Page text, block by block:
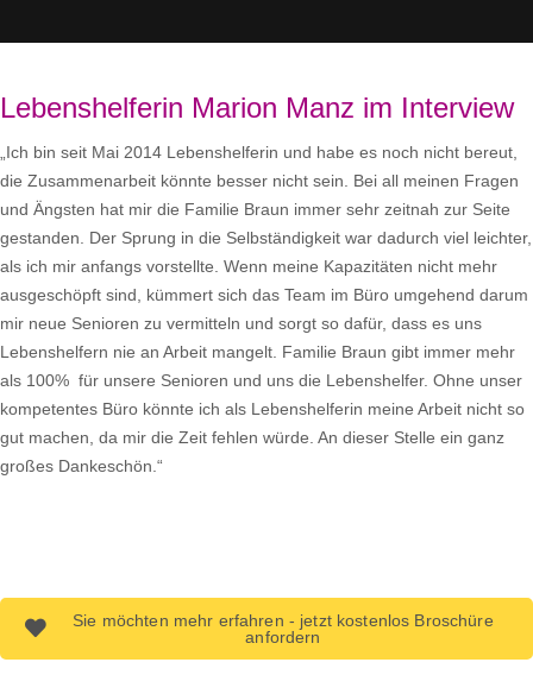
Lebenshelferin Marion Manz im Interview
„Ich bin seit Mai 2014 Lebenshelferin und habe es noch nicht bereut,
die Zusammenarbeit könnte besser nicht sein. Bei all meinen Fragen
und Ängsten hat mir die Familie Braun immer sehr zeitnah zur Seite
gestanden. Der Sprung in die Selbständigkeit war dadurch viel leichter,
als ich mir anfangs vorstellte. Wenn meine Kapazitäten nicht mehr
ausgeschöpft sind, kümmert sich das Team im Büro umgehend darum
mir neue Senioren zu vermitteln und sorgt so dafür, dass es uns
Lebenshelfern nie an Arbeit mangelt. Familie Braun gibt immer mehr
als 100% für unsere Senioren und uns die Lebenshelfer. Ohne unser
kompetentes Büro könnte ich als Lebenshelferin meine Arbeit nicht so
gut machen, da mir die Zeit fehlen würde. An dieser Stelle ein ganz
großes Dankeschön.“
Sie möchten mehr erfahren - jetzt kostenlos Broschüre
anfordern